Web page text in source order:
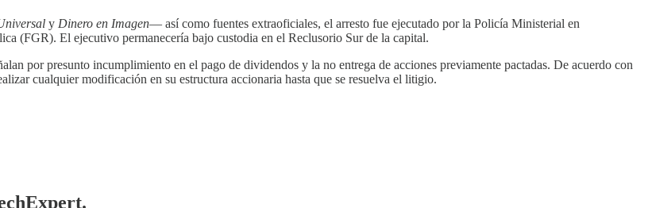
y Dinero en Imagen— así como fuentes extraoficiales, el arresto fue ejecutado por la Policía Ministerial en
(FGR). El ejecutivo permanecería bajo custodia en el Reclusorio Sur de la capital.
por presunto incumplimiento en el pago de dividendos y la no entrega de acciones previamente pactadas. De acuerdo con
cualquier modificación en su estructura accionaria hasta que se resuelva el litigio.